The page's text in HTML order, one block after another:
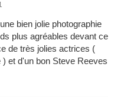
bien jolie photographie
plus agréables devant ce
de très jolies actrices (
et d'un bon Steve Reeves